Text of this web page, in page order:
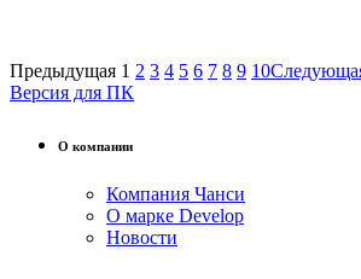
Предыдущая 1 2 3 4 5 6 7 8 9 10
Версия для ПК
О компании
Компания Чанси
О марке Develop
Новости